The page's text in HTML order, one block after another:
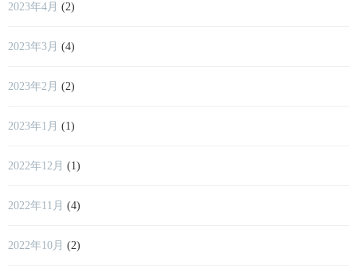
2023年4月 (2)
2023年3月 (4)
2023年2月 (2)
2023年1月 (1)
2022年12月 (1)
2022年11月 (4)
2022年10月 (2)